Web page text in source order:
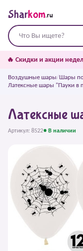
Sharkom.ru
🔥 Скидки и акции
Воздушные шары/Шары
Латексные шары "Пауки в
Латексные
Артикул: 8522● В наличии